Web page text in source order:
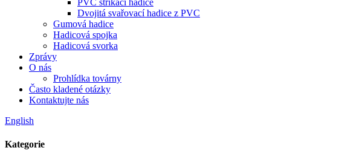
PVC stříkací hadice
Dvojitá svařovací hadice z PVC
Gumová hadice
Hadicová spojka
Hadicová svorka
Zprávy
O nás
Prohlídka továrny
Často kladené otázky
Kontaktujte nás
English
Kategorie